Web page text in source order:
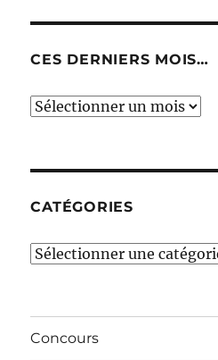
CES DERNIERS MOIS…
Ces
CATÉGORIES
Catégories
Concours